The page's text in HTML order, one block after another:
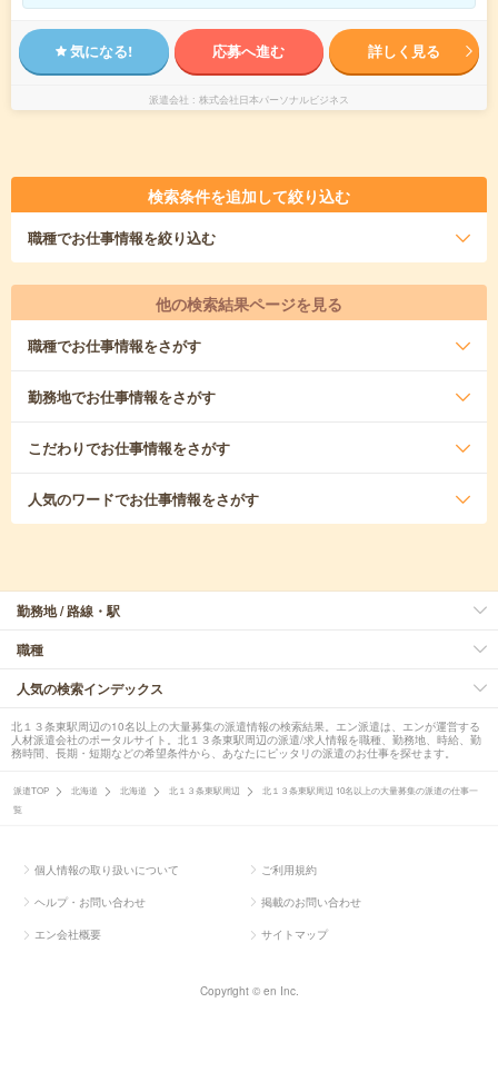
気になる! 応募へ進む 詳しく見る
派遣会社 株式会社日本パーソナルビジネス
検索条件を追加して絞り込む
職種でお仕事情報を絞り込む
他の検索結果ページを見る
職種でお仕事情報をさがす
勤務地でお仕事情報をさがす
こだわりでお仕事情報をさがす
人気のワードでお仕事情報をさがす
勤務地 / 路線・駅
職種
人気の検索インデックス
北１３条東駅周辺の10名以上の大量募集の派遣情報の検索結果。エン派遣は、エンが運営する
人材派遣会社のポータルサイト。北１３条東駅周辺の派遣/求人情報を職種、勤務地、時給、勤
務時間、長期・短期などの希望条件から、あなたにピッタリの派遣のお仕事を探せます。
派遣TOP 北海道 北海道 北１３条東駅周辺
北１３条東駅周辺 10名以上の大量募集の派遣の仕事一
覧
個人情報の取り扱いについて ご利用規約
ヘルプ・お問い合わせ 掲載のお問い合わせ
エン会社概要 サイトマップ
Copyright © en Inc.